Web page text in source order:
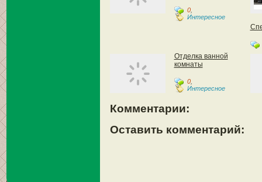
0,
Интересное
Отделка ванной
комнаты
0,
Интересное
Комментарии:
Оставить комментарий: